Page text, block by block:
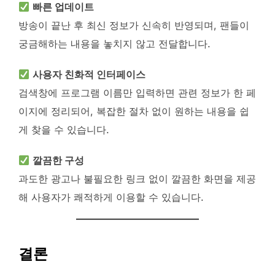
빠른 업데이트
방송이 끝난 후 최신 정보가 신속히 반영되며, 팬들이
궁금해하는 내용을 놓치지 않고 전달합니다.
사용자 친화적 인터페이스
검색창에 프로그램 이름만 입력하면 관련 정보가 한 페
이지에 정리되어, 복잡한 절차 없이 원하는 내용을 쉽
게 찾을 수 있습니다.
깔끔한 구성
과도한 광고나 불필요한 링크 없이 깔끔한 화면을 제공
해 사용자가 쾌적하게 이용할 수 있습니다.
결론